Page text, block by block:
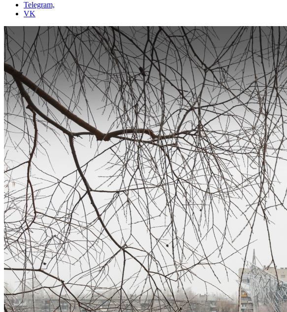
Telegram,
VK